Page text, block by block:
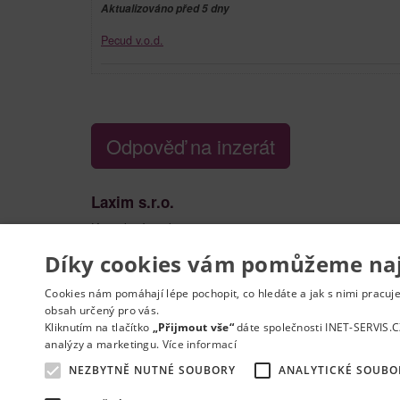
Aktualizováno před 5 dny
Pecud v.o.d.
Odpověď na inzerát
Laxim s.r.o.
Kontaktní osoba:
Vytisknout nabídku Nahlásit podezřelý
Kontakt
Díky cookies vám pomůžeme
Cookies nám pomáhají lépe pochopit, co hledáte a jak s nimi
obsah určený pro vás.
Kliknutím na tlačítko „Přijmout vše“dáte společnosti INET-
analýzy a marketingu. Více informací
NEZBYTNĚ NUTNÉ SOUBORY
ANALYTICKÉ